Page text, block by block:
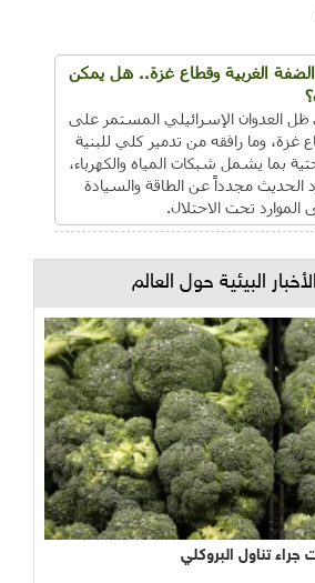
الغربية وقطاع غزة.. هل يمكن
العدوان الإسرائيلي المستمر على
غزة، وما رافقه من تدمير كلي للبنية
بما يشمل شبكات المياه والكهرباء،
الحديث مجدداً عن الطاقة والسيادة
الموارد تحت الاحتلال.
البيئية حول العالم
جراء تناول البروكلي